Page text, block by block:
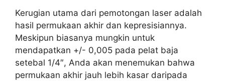
Kerugian utama dari pemotongan laser adalah
hasil permukaan akhir dan kepresisiannya.
Meskipun biasanya mungkin untuk
mendapatkan +/- 0,005 pada pelat baja
setebal 1/4″, Anda akan menemukan bahwa
permukaan akhir jauh lebih kasar daripada